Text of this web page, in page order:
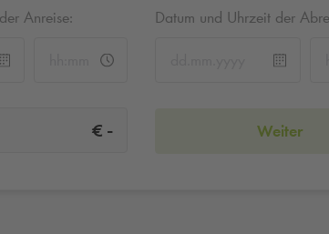
Anreise: Datum und Uhrzeit der
€ - Weiter